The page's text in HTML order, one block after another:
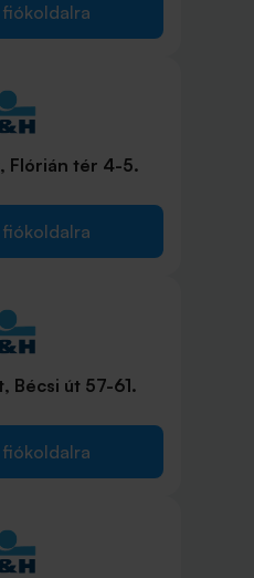
fiókoldalra
Flórián tér 4-5.
fiókoldalra
Bécsi út 57-61.
fiókoldalra